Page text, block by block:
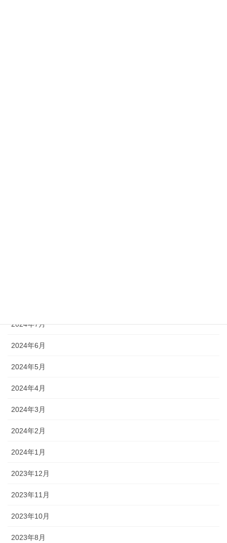
2024年7月
2024年6月
2024年5月
2024年4月
2024年3月
2024年2月
2024年1月
2023年12月
2023年11月
2023年10月
2023年8月